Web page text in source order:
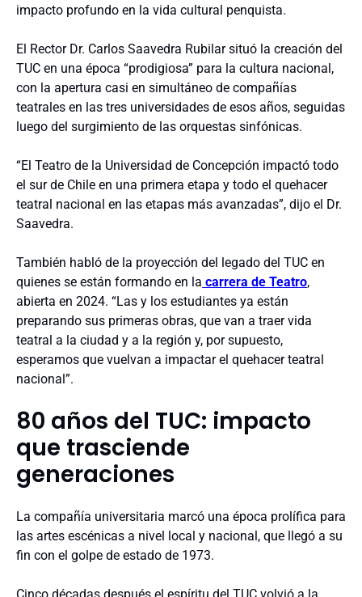
impacto profundo en la vida cultural penquista.
El Rector Dr. Carlos Saavedra Rubilar situó la creación del
TUC en una época “prodigiosa” para la cultura nacional,
con la apertura casi en simultáneo de compañías
teatrales en las tres universidades de esos años, seguidas
luego del surgimiento de las orquestas sinfónicas.
“El Teatro de la Universidad de Concepción impactó todo
el sur de Chile en una primera etapa y todo el quehacer
teatral nacional en las etapas más avanzadas”, dijo el Dr.
Saavedra.
También habló de la proyección del legado del TUC en
quienes se están formando en la carrera de Teatro,
abierta en 2024. “Las y los estudiantes ya están
preparando sus primeras obras, que van a traer vida
teatral a la ciudad y a la región y, por supuesto,
esperamos que vuelvan a impactar el quehacer teatral
nacional”.
80 años del TUC: impacto
que trasciende
generaciones
La compañía universitaria marcó una época prolífica para
las artes escénicas a nivel local y nacional, que llegó a su
fin con el golpe de estado de 1973.
Cinco décadas después el espíritu del TUC volvió a la